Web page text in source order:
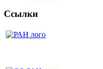
Ссылки